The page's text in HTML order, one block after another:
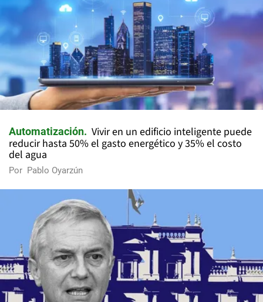
Automatización
Vivir en un edificio inteligente puede
reducir hasta 50% el gasto energético y 35% el costo
del agua
Por Pablo Oyarzún